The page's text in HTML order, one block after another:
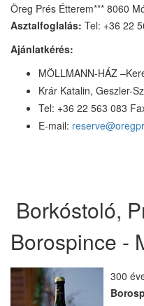
Öreg Prés Étterem*** 8060
Asztalfoglalás: Tel: +36 22
Ajánlatkérés:
MÖLLMANN-HÁZ
Krár Katalin, Geszler-
Tel: +36 22 563 083
E-mail:
Borkóstoló,
Borospince -
300